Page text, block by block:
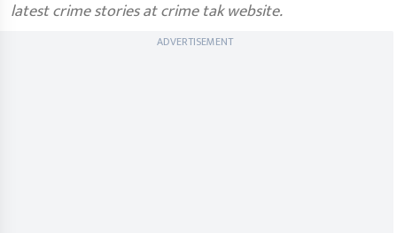
latest crime stories at crime tak website.
ADVERTISEMENT